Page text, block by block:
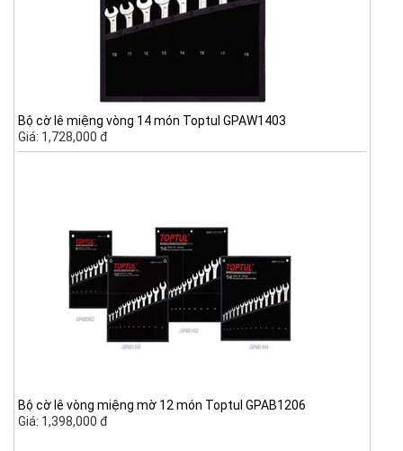
Bộ cờ lê miệng vòng 14 món Toptul GPAW1403
Giá: 1,728,000 đ
Bộ cờ lê vòng miệng mờ 12 món Toptul GPAB1206
Giá: 1,398,000 đ